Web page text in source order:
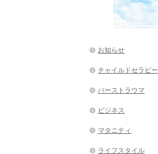
お知らせ
チャイルドセラピー
バーストラウマ
ビジネス
マタニティ
ライフスタイル